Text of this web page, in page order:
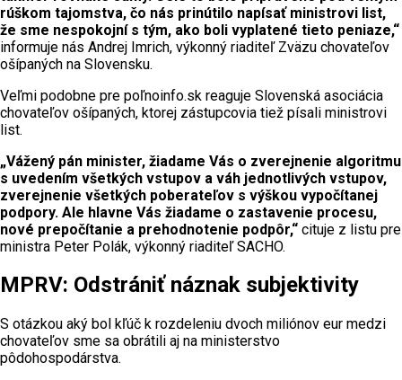
rúškom tajomstva, čo nás prinútilo napísať ministrovi list,
že sme nespokojní s tým, ako boli vyplatené tieto peniaze,“
informuje nás Andrej Imrich, výkonný riaditeľ Zväzu chovateľov
ošípaných na Slovensku.
Veľmi podobne pre poľnoinfo.sk reaguje Slovenská asociácia
chovateľov ošípaných, ktorej zástupcovia tiež písali ministrovi
list.
„Vážený pán minister, žiadame Vás o zverejnenie algoritmu
s uvedením všetkých vstupov a váh jednotlivých vstupov,
zverejnenie všetkých poberateľov s výškou vypočítanej
podpory. Ale hlavne Vás žiadame o zastavenie procesu,
nové prepočítanie a prehodnotenie podpôr,“ cituje z listu pre
ministra Peter Polák, výkonný riaditeľ SACHO.
MPRV: Odstrániť náznak subjektivity
S otázkou aký bol kľúč k rozdeleniu dvoch miliónov eur medzi
chovateľov sme sa obrátili aj na ministerstvo
pôdohospodárstva.